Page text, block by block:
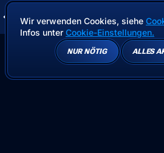
Wir verwenden Cookies, siehe
Infos unter Cookie-Einstellungen.
NUR NÖTIG ALLES